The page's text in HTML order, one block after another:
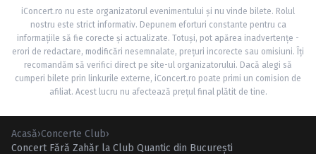
iConcert.ro nu este organizatorul evenimentului și nu vinde bilete. Rolul
nostru este strict informativ. Depunem eforturi constante pentru ca
informațiile să fie corecte și actualizate. Totuși, pot apărea inadvertențe -
erori de redactare, modificări nesemnalate, prețuri incorecte sau omisiuni. Îți
recomandăm să verifici direct pe site-ul organizatorului. Dacă alegi să
cumperi bilete prin linkurile externe, iConcert.ro poate primi un comision de
afiliat. Acest lucru nu afectează prețul final plătit de tine.
Acasă›Concerte Club›
Concert Fără Zahăr la Club Quantic din București